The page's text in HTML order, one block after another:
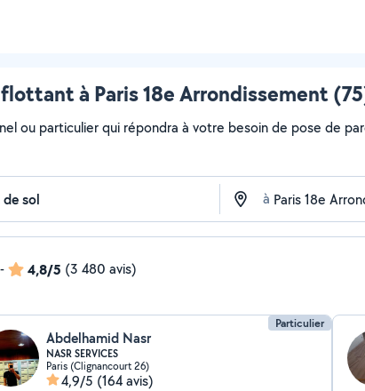
à Paris 18e Arrondissement
ou particulier qui répondra à votre besoin de pose de
à
- 4,8/5 (3 480 avis)
Particulier
Abdelhamid Nasr
NASR SERVICES
Paris (Clignancourt 26)
4,9/5 (164 avis)